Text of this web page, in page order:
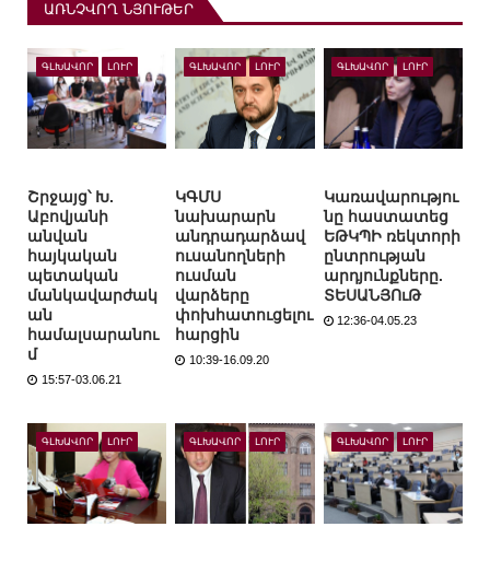
ԱՌՆՉՎՈՂ ՆՅՈՒԹԵՐ
ԳԼԽԱՎՈՐ ԼՈՒՐ
Շրջայց՝ Խ.
Աբովյանի
անվան
հայկական
պետական
մանկավարժակ
ան
համալսարանու
մ
15:57-03.06.21
ԳԼԽԱՎՈՐ ԼՈՒՐ
ԿԳՄՍ
նախարարն
անդրադարձավ
ուսանողների
ուսման
վարձերը
փոխհատուցելու
հարցին
10:39-16.09.20
ԳԼԽԱՎՈՐ ԼՈՒՐ
Կառավարությու
նը հաստատեց
ԵԹԿՊԻ ռեկտորի
ընտրության
արդյունքները.
ՏԵՍԱՆՅՈւԹ
12:36-04.05.23
ԳԼԽԱՎՈՐ ԼՈՒՐ ԳԼԽԱՎՈՐ ԼՈՒՐ ԳԼԽԱՎՈՐ ԼՈՒՐ